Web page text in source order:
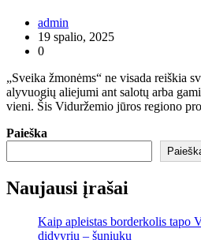
admin
19 spalio, 2025
0
„Sveika žmonėms“ ne visada reiškia
alyvuogių aliejumi ant salotų arba
vieni. Šis Viduržemio jūros regiono
Paieška
Naujausi įrašai
Kaip apleistas borderkolis tapo
didvyriu – šuniuku